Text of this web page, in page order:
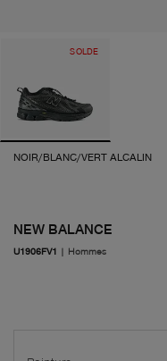
SOLDE
NOIR/BLANC/VERT ALCALIN
NEW BALANCE
U1906FV1 | Hommes